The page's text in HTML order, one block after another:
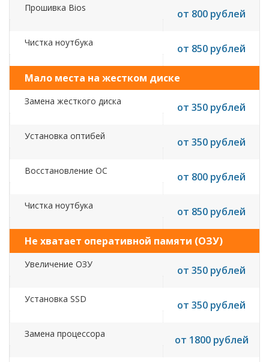
Прошивка Bios от 800 рублей
Чистка ноутбука от 850 рублей
Мало места на жестком диске
Замена жесткого диска от 350 рублей
Установка оптибей от 350 рублей
Восстановление ОС от 800 рублей
Чистка ноутбука от 850 рублей
Не хватает оперативной памяти (ОЗУ)
Увеличение ОЗУ от 350 рублей
Установка SSD от 350 рублей
Замена процессора от 1800 рублей